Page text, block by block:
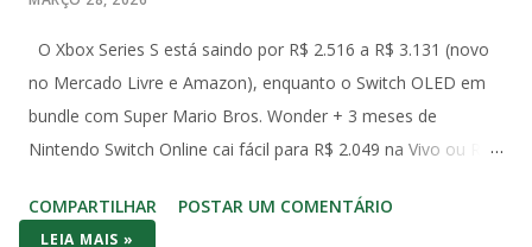
O Xbox Series S está saindo por R$ 2.516 a R$ 3.131 (novo
no Mercado Livre e Amazon), enquanto o Switch OLED em
bundle com Super Mario Bros. Wonder + 3 meses de
Nintendo Switch Online cai fácil para R$ 2.049 na Vivo ou R$
original de 2017) aparece em promoções ainda mais baixas,
COMPARTILHAR POSTAR UM COMENTÁRIO
LEIA MAIS »